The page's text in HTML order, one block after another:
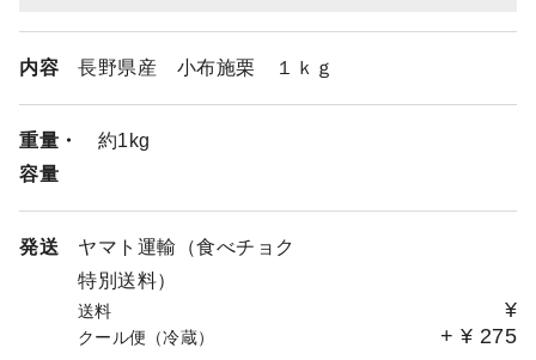
内容 長野県産 小布施栗 １ｋｇ
重量・
容量
約1kg
発送
ヤマト運輸（食べチョク
特別送料）
送料 ¥
クール便（冷蔵） + ¥ 275